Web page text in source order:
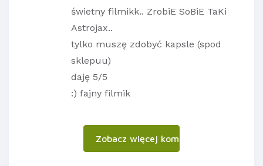
świetny filmikk.. ZrobiE SoBiE TaKi
Astrojax..
tylko muszę zdobyć kapsle (spod
sklepuu)
daję 5/5
:) fajny filmik
Zobacz więcej komentarzy